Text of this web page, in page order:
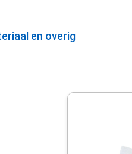
en overig